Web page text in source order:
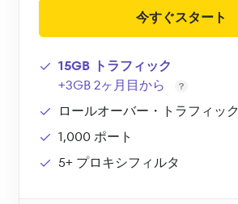
今すぐスタート
15GB トラフィック
+3GB 2ヶ月目から
ロールオーバー・トラフィック
1,000 ポート
5+ プロキシフィルタ